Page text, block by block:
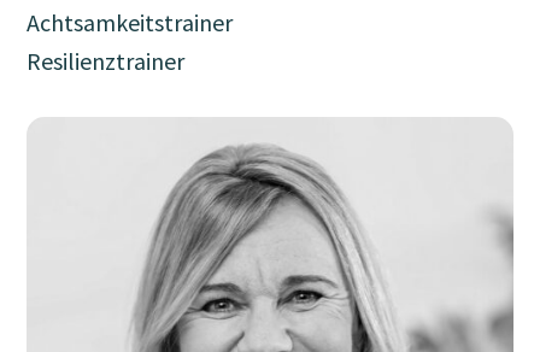
Achtsamkeitstrainer
Resilienztrainer